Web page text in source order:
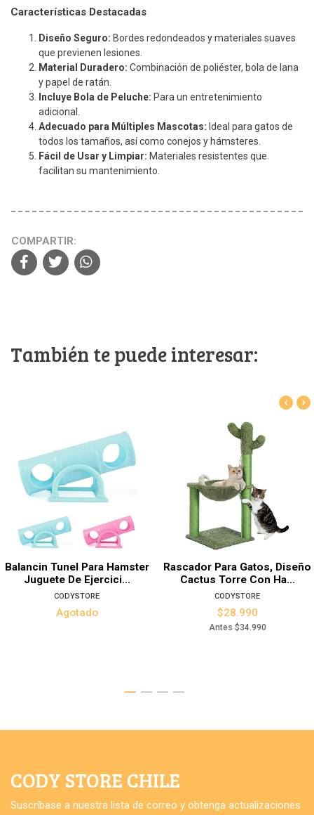
Características Destacadas
Diseño Seguro: Bordes redondeados y materiales suaves
que previenen lesiones.
Material Duradero: Combinación de poliéster, bola de lana
y papel de ratán.
Incluye Bola de Peluche: Para un entretenimiento
adicional.
Adecuado para Múltiples Mascotas: Ideal para gatos de
todos los tamaños, así como conejos y hámsteres.
Fácil de Usar y Limpiar: Materiales resistentes que
facilitan su mantenimiento.
COMPARTIR:
También te puede interesar:
Balancin Tunel Para Hamster
Juguete De Ejercici...
CODYSTORE
Agotado
Rascador Para Gatos, Diseño
Cactus Torre Con Ha...
CODYSTORE
$28.990
Antes $34.990
‹ ›
CODY STORE CHILE
Suscríbase a nuestra lista de correo y obtenga actualizaciones